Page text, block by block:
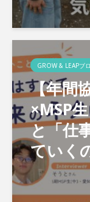
GROW & LEAPブ
【年間
×MSP
と「仕
ていく